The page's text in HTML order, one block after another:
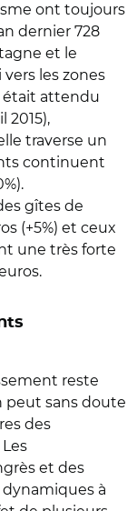
ont toujours
dernier 728
et le
les zones
était attendu
2015),
traverse un
continuent
gîtes de
(+5%) et ceux
une très forte
reste
peut sans doute
des
et des
à